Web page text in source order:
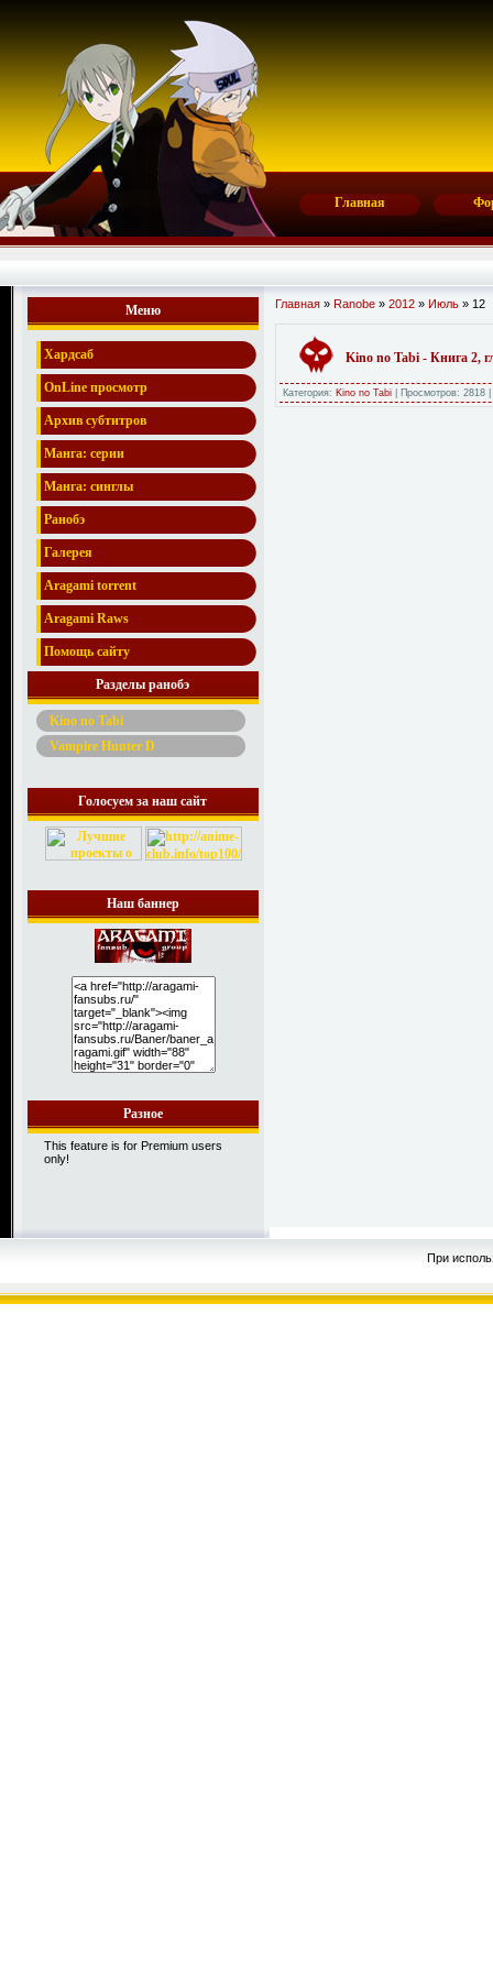
Главная
Меню
Хардсаб
OnLine просмотр
Архив субтитров
Манга: серии
Манга: синглы
Ранобэ
Галерея
Aragami torrent
Aragami Raws
Помощь сайту
Разделы ранобэ
Kino no Tabi
Vampire Hunter D
Голосуем за наш сайт
Наш баннер
Разное
This feature is for Premium users
only!
Главная » Ranobe » 2012 » Июль » 12
Kino no Tabi - Книга 2,
Категория: Kino no Tabi Просмотров: 2818
При